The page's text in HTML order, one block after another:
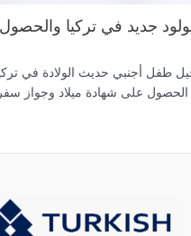
جديد في تركيا
طفل أجنبي حديث الولادة في
الحصول على شهادة ميلاد وجواز